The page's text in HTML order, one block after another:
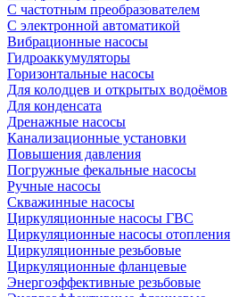
С частотным преобразователем
С электронной автоматикой
Вибрационные насосы
Гидроаккумуляторы
Горизонтальные насосы
Для колодцев и открытых водоёмов
Для конденсата
Дренажные насосы
Канализационные установки
Повышения давления
Погружные фекальные насосы
Ручные насосы
Скважинные насосы
Циркуляционные насосы ГВС
Циркуляционные насосы отопления
Циркуляционные резьбовые
Циркуляционные фланцевые
Энергоэффективные резьбовые